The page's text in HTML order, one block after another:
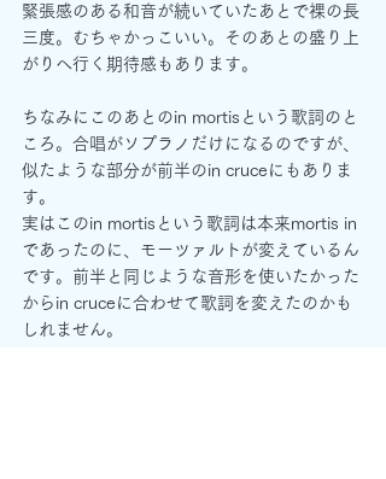
緊張感のある和音が続いていたあとで裸の長
三度。むちゃかっこいい。そのあとの盛り上
がりへ行く期待感もあります。
ちなみにこのあとのin mortisという歌詞のと
ころ。合唱がソプラノだけになるのですが、
似たような部分が前半のin cruceにもありま
す。
実はこのin mortisという歌詞は本来mortis in
であったのに、モーツァルトが変えているん
です。前半と同じような音形を使いたかった
からin cruceに合わせて歌詞を変えたのかも
しれません。